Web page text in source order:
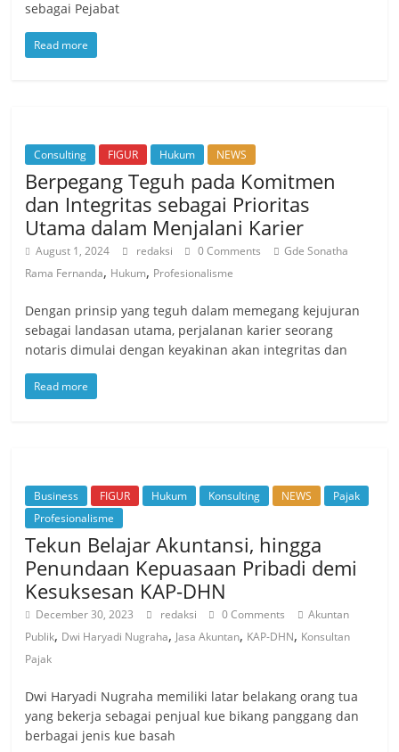
sebagai Pejabat
Read more
Consulting FIGUR Hukum NEWS
Berpegang Teguh pada Komitmen
dan Integritas sebagai Prioritas
Utama dalam Menjalani Karier
August 1, 2024 redaksi 0 Comments
Gde Sonatha
Rama Fernanda, Hukum, Profesionalisme
Dengan prinsip yang teguh dalam memegang kejujuran
sebagai landasan utama, perjalanan karier seorang
notaris dimulai dengan keyakinan akan integritas dan
Read more
Business FIGUR Hukum Konsulting NEWS
Pajak
Profesionalisme
Tekun Belajar Akuntansi, hingga
Penundaan Kepuasaan Pribadi demi
Kesuksesan KAP-DHN
December 30, 2023 redaksi 0 Comments
Akuntan
Publik, Dwi Haryadi Nugraha, Jasa Akuntan, KAP-DHN, Konsultan
Pajak
Dwi Haryadi Nugraha memiliki latar belakang orang tua
yang bekerja sebagai penjual kue bikang panggang dan
berbagai jenis kue basah